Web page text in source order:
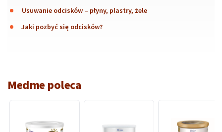
Usuwanie odcisków – płyny, plastry, żele
Jaki pozbyć się odcisków?
Medme poleca